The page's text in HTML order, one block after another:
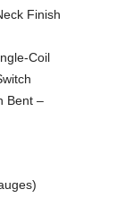
Finish
Coil
Bent –